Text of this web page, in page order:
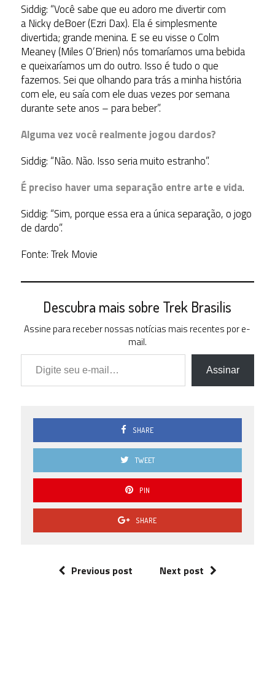
Siddig: “Você sabe que eu adoro me divertir com
a Nicky deBoer (Ezri Dax). Ela é simplesmente
divertida; grande menina. E se eu visse o Colm
Meaney (Miles O’Brien) nós tomaríamos uma bebida
e queixaríamos um do outro. Isso é tudo o que
fazemos. Sei que olhando para trás a minha história
com ele, eu saía com ele duas vezes por semana
durante sete anos – para beber”.
Alguma vez você realmente jogou dardos?
Siddig: “Não. Não. Isso seria muito estranho”.
É preciso haver uma separação entre arte e vida.
Siddig: “Sim, porque essa era a única separação, o jogo
de dardo”.
Fonte: Trek Movie
Descubra mais sobre Trek Brasilis
Assine para receber nossas notícias mais recentes por e-
mail.
Digite seu e-mail…
Assinar
SHARE
TWEET
PIN
SHARE
Previous post Next post